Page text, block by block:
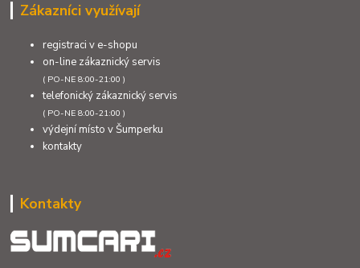
Zákazníci využívají
registraci v e-shopu
on-line zákaznický servis
( PO-NE 8:00-21:00 )
telefonický zákaznický servis
( PO-NE 8:00-21:00 )
výdejní místo v Šumperku
kontakty
Kontakty